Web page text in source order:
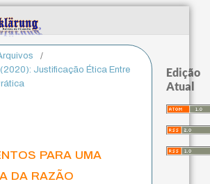
/
(2020): Justificação Ética Entre
para uma
da razão
Edição
Atual